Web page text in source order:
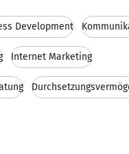
Development
Internet Marketing